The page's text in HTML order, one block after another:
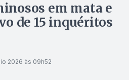
em mata e
de 15 inquéritos
2026 às 09h52